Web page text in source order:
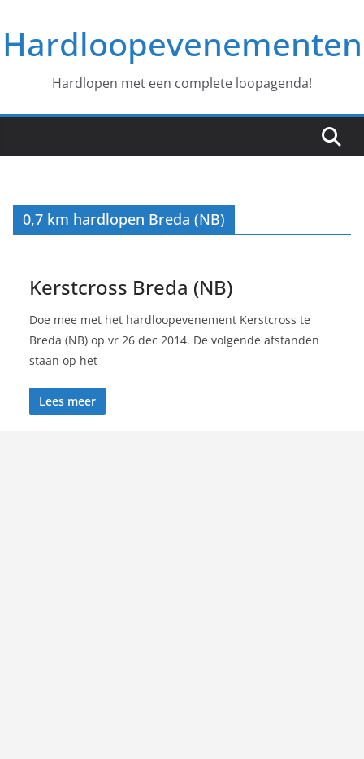
naar
deHardloopevenementen
Hardlopen met een complete loopagenda!
0,7 km hardlopen Breda (NB)
Kerstcross Breda (NB)
Doe mee met het hardloopevenement Kerstcross te
Breda (NB) op vr 26 dec 2014. De volgende afstanden
staan op het
Lees meer